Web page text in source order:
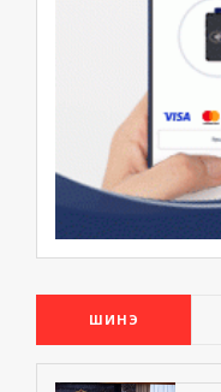
ШИНЭ